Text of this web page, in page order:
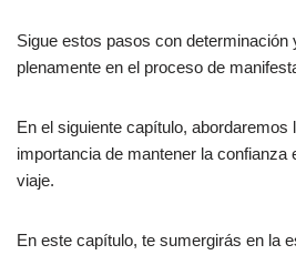
Sigue estos pasos con determinación
plenamente en el proceso de
En el siguiente capítulo, abordaremos
importancia de mantener la confianza
viaje.
En este capítulo, te sumergirás en la